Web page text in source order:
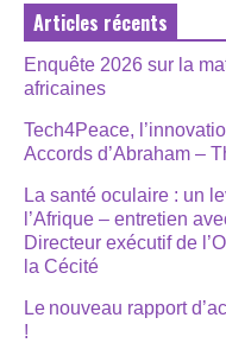
Articles récents
Enquête 2026 sur la
africaines
Tech4Peace,
Accords d’Abraham –
La santé oculaire : un
l’Afrique – entretien
Directeur exécutif de
la Cécité
Le nouveau rapport
!